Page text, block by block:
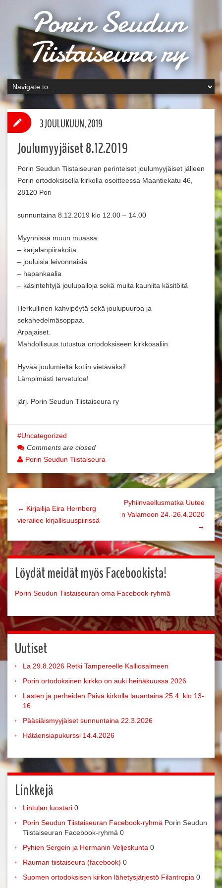
Porin Seudun
Tiistaiseura ry
Joulumyyjäiset 8.12.2019
Porin Seudun Tiistaiseuran perinteiset joulumyyjäiset jälleen
Porin ortodoksisella kirkolla osoitteessa Maantiekatu 46,
28120 Pori
sunnuntaina 8.12.2019 klo 12.00 – 14.00
Myynnissä muun muassa:
– karjalanpiirakoita
– jouluisia leivonnaisia
– hapankaalia
– käsintehtyjä joulupalloja sekä muita kauniita käsitöitä
Herkullinen kahvipöytä sekä joulupuuroa ja
sekahedelmäsoppaa.
Arpajaiset.
Mahdollisuus tutustua ortodoksiseen kirkkosaliin.
Hyvää joulumieltä kotiin vietäväksi!
Lämpimästi tervetuloa!
järj. Porin Seudun Tiistaiseura ry
3 JOULUKUUN, 2019
Uncategorized
Comments are closed
Porin Seudun Tiistaiseura
← Kirjailija Eira Hernberg
vierailee kirjallisuuspiirissä
Pyhiinvaellusmatka Uutee
n Valamoon 24.-26.4.2020
→
Löydät meidät myös Facebookista!
Porin Seudun Tiistaiseuran oma Facebook-ryhmä
Uutiset
La 29.8.2026 Retki Tampereelle Kalliosalmeen
Porin ortodoksinen kirkko on auki heinäkuussa 2026
Lasten ja perheiden Päivä kirkolla lauantaina 25.4. klo 13-
16
Pääsiäismyyjäiset sunnuntaina 22.3.2026
Hätäensiapukurssi 14.4.2026
Linkkejä
Lintulan luostari 0
Porin Seudun Tiistaiseuran Facebook-ryhmä Porin Seudun
Tiistaiseuran Facebook-ryhmä 0
Pyhien Sergein ja Hermanin Veljeskunta 0
Rauman tiistaiseura (facebook) 0
Suomen ortodoksisen kirkon lähetysjärjestö Filantropia 0